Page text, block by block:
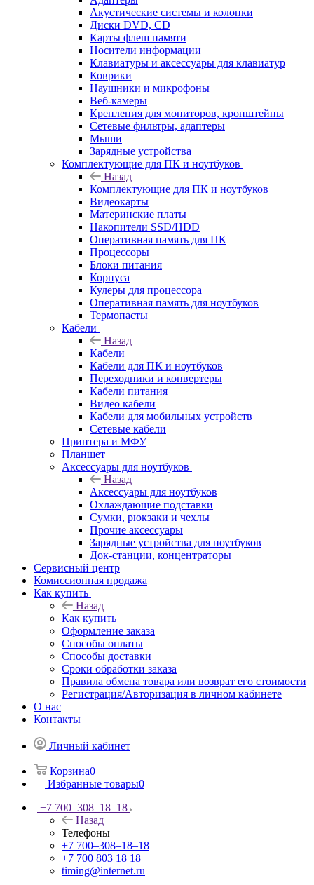
Акустические системы и колонки
Диски DVD, CD
Карты флеш памяти
Носители информации
Клавиатуры и аксессуары для клавиатур
Коврики
Наушники и микрофоны
Веб-камеры
Крепления для мониторов, кронштейны
Сетевые фильтры, адаптеры
Мыши
Зарядные устройства
Комплектующие для ПК и ноутбуков
Назад
Комплектующие для ПК и ноутбуков
Видеокарты
Материнские платы
Накопители SSD/HDD
Оперативная память для ПК
Процессоры
Блоки питания
Корпуса
Кулеры для процессора
Оперативная память для ноутбуков
Термопасты
Кабели
Назад
Кабели
Кабели для ПК и ноутбуков
Переходники и конвертеры
Кабели питания
Видео кабели
Кабели для мобильных устройств
Сетевые кабели
Принтера и МФУ
Планшет
Аксессуары для ноутбуков
Назад
Аксессуары для ноутбуков
Охлаждающие подставки
Сумки, рюкзаки и чехлы
Прочие аксессуары
Зарядные устройства для ноутбуков
Док-станции, концентраторы
Сервисный центр
Комиссионная продажа
Как купить
Назад
Как купить
Оформление заказа
Способы оплаты
Способы доставки
Сроки обработки заказа
Правила обмена товара или возврат его стоимости
Регистрация/Авторизация в личном кабинете
О нас
Контакты
Личный кабинет
Корзина0
Избранные товары0
+7 700‒308‒18‒18
Назад
Телефоны
+7 700‒308‒18‒18
+7 700 803 18 18
timing@internet.ru